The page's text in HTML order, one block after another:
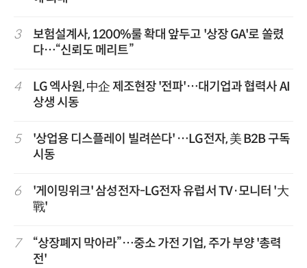
3
보험설계사, 1200%룰 확대 앞두고 '상장 GA'로 쏠렸
다…“신뢰도 메리트”
4
LG 엑사원, 中企 제조현장 '전파'…대기업과 협력사 AI
상생 시동
5
'상업용 디스플레이 빌려쓴다' …LG전자, 美 B2B 구독
시동
6
'게이밍위크' 삼성전자-LG전자 유럽서 TV·모니터 '大
戰'
7
“상장폐지 막아라”…중소 가전 기업, 주가 부양 '총력
전'